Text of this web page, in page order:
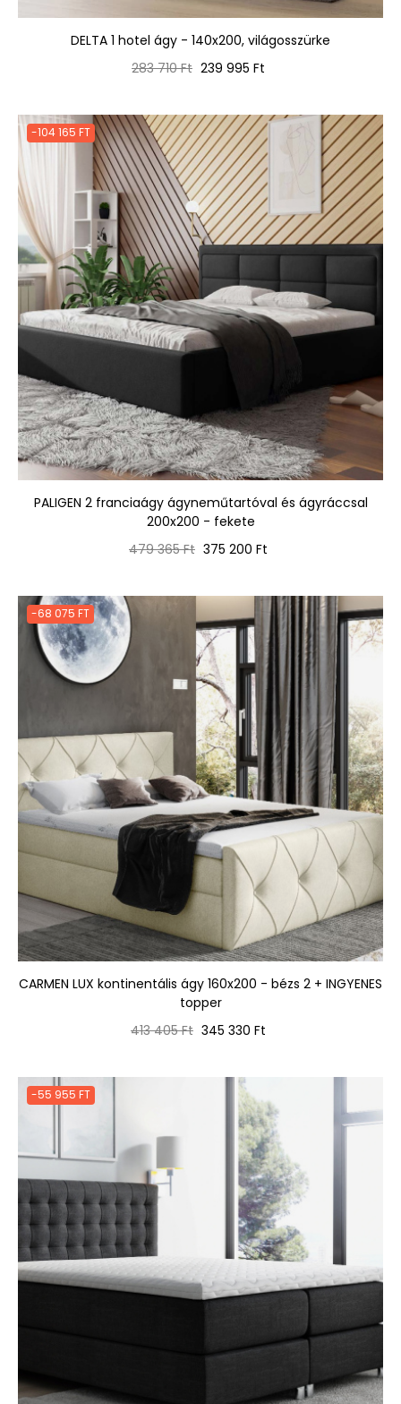
DELTA 1 hotel ágy - 140x200, világosszürke
Normál
283 710 Ft Ár
239 995 Ft
-104 165 FT
PALIGEN 2 franciaágy ágyneműtartóval és ágyráccsal
200x200 - fekete
Normál
479 365 Ft Ár
375 200 Ft
-68 075 FT
CARMEN LUX kontinentális ágy 160x200 - bézs 2 + INGYENES
topper
Normál
413 405 Ft Ár
345 330 Ft
-55 955 FT